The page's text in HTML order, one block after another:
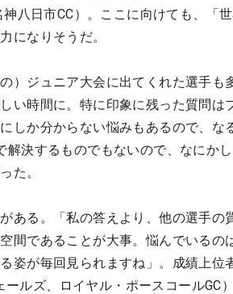
八日市CC）。ここに向けても、「
になりそうだ。
）ジュニア大会に出てくれた選手も
い時間に。特に印象に残った質問は
しか分からない悩みもあるので、な
決するものでもないので、なにか
た。
ある。「私の答えより、他の選手の
間であることが大事。悩んでいるの
姿が毎回見られますね」。成績上位
ルズ、ロイヤル・ポースコールGC